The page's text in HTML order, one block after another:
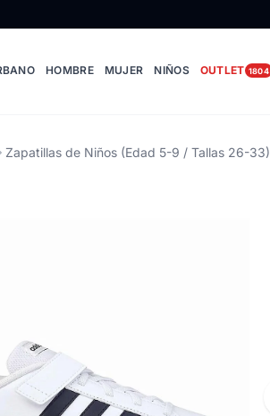
HOMBRE MUJER NIÑOS OUTLET 1804
Zapatillas de Niños (Edad 5-9 / Tallas 26-33)